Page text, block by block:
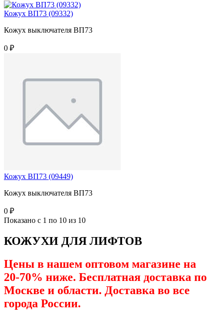
Кожух ВП73 (09332)
Кожух выключателя ВП73
0 ₽
Кожух ВП73 (09449)
Кожух выключателя ВП73
0 ₽
Показано с 1 по 10 из 10
КОЖУХИ ДЛЯ ЛИФТОВ
Цены в нашем оптовом магазине на
20-70% ниже. Бесплатная доставка по
Москве и области. Доставка во все
города России.